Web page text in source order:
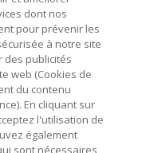
dont nos
pour prévenir les
à notre site
des publicités
web (Cookies de
du contenu
En cliquant sur
l'utilisation de
également
sont nécessaires